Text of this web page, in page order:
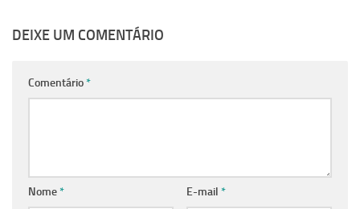
DEIXE UM COMENTÁRIO
Comentário*
Nome* E-mail *